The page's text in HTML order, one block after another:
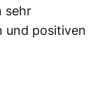
sehr
und positiven